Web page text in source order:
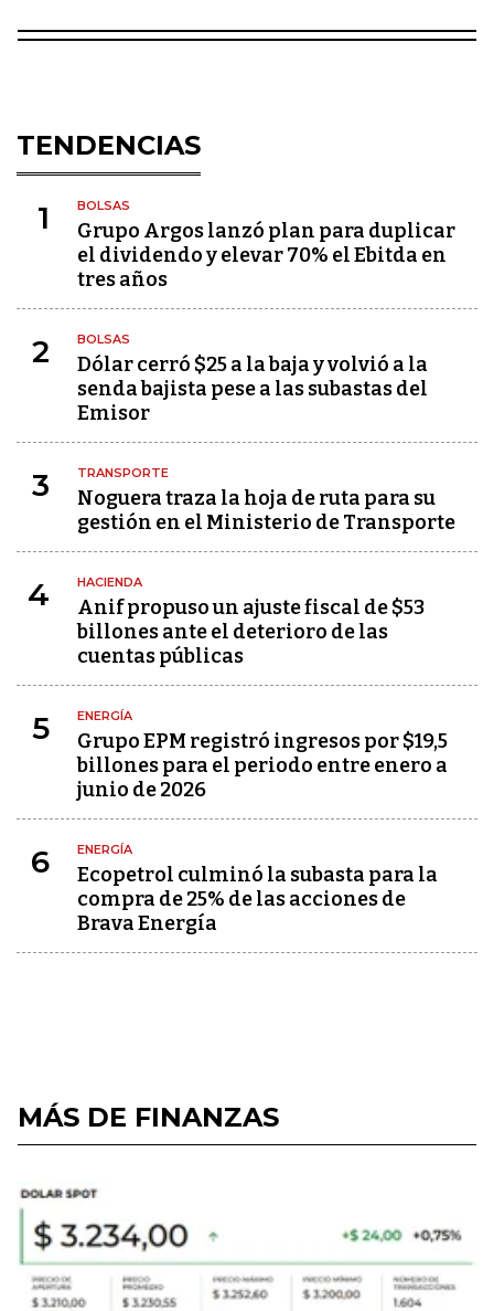
TENDENCIAS
1 BOLSAS
Grupo Argos lanzó plan para duplicar
el dividendo y elevar 70% el Ebitda en
tres años
2 BOLSAS
Dólar cerró $25 a la baja y volvió a la
senda bajista pese a las subastas del
Emisor
3 TRANSPORTE
Noguera traza la hoja de ruta para su
gestión en el Ministerio de Transporte
4 HACIENDA
Anif propuso un ajuste fiscal de $53
billones ante el deterioro de las
cuentas públicas
5 ENERGÍA
Grupo EPM registró ingresos por $19,5
billones para el periodo entre enero a
junio de 2026
6 ENERGÍA
Ecopetrol culminó la subasta para la
compra de 25% de las acciones de
Brava Energía
MÁS DE FINANZAS